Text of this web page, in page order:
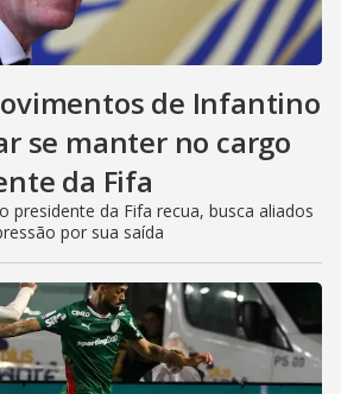
de Infantino
se manter no cargo
da Fifa
presidente da Fifa recua, busca aliados
por sua saída